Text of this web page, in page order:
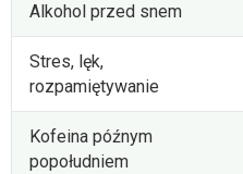
Alkohol przed snem
Stres, lęk,
rozpamiętywanie
Kofeina późnym
popołudniem